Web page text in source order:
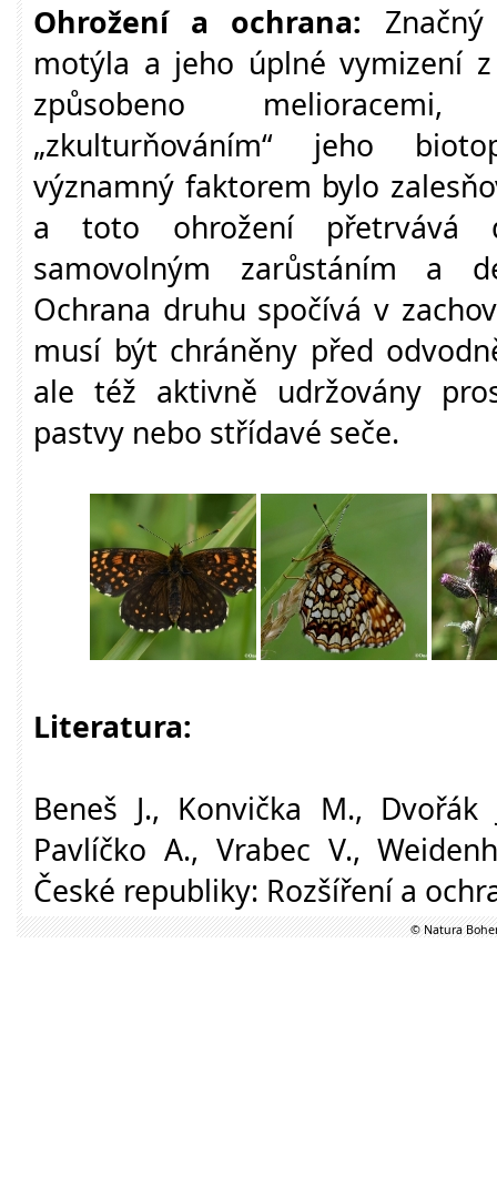
Ohrožení a ochrana:
motýla a jeho úplné vymizení
způsobeno
„zkulturňováním“ jeho
významný faktorem bylo
a toto ohrožení přetrvává
samovolným zarůstáním a
Ochrana druhu spočívá v
musí být chráněny před
ale též aktivně udržovány
pastvy nebo střídavé seče.
Literatura:
Beneš J., Konvička M.,
Pavlíčko A., Vrabec V.,
České republiky: Rozšíření a
© Natura